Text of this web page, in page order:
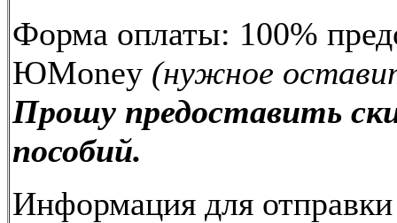
Форма оплаты: 100%
ЮMoney (нужное
Прошу предоставить
пособий.
Информация для